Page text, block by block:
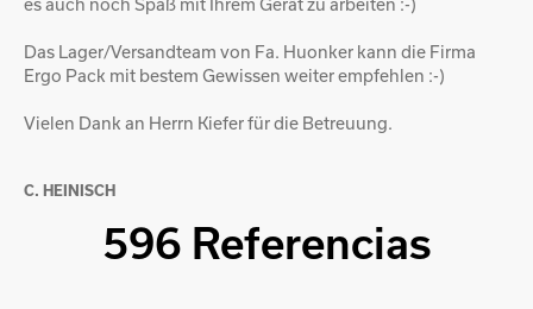
es auch noch Spaß mit Ihrem Gerät zu arbeiten :-)
Das Lager/Versandteam von Fa. Huonker kann die Firma
Ergo Pack mit bestem Gewissen weiter empfehlen :-)
Vielen Dank an Herrn Kiefer für die Betreuung.
C. HEINISCH
596 Referencias